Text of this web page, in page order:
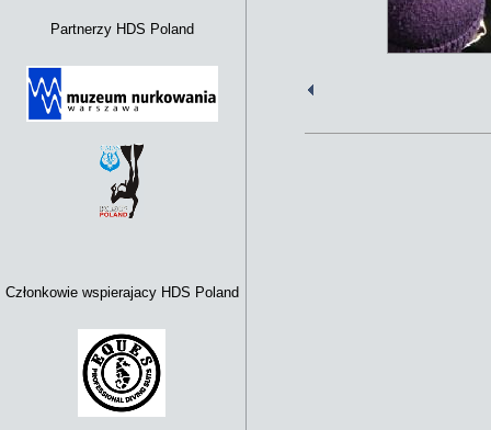
Partnerzy HDS Poland
Członkowie wspierajacy HDS Poland